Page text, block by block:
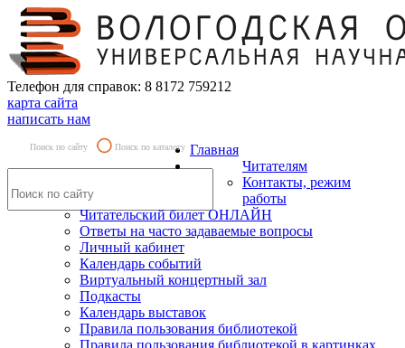
Телефон для справок: 8 8172 759212
карта сайта
написать нам
Поиск по сайту Поиск по каталогу Главная
Читателям
Контакты, режим
работы
Читательский билет ОНЛАЙН
Ответы на часто задаваемые вопросы
Личный кабинет
Календарь событий
Виртуальный концертный зал
Подкасты
Календарь выставок
Правила пользования библиотекой
Правила пользования библиотекой в картинках